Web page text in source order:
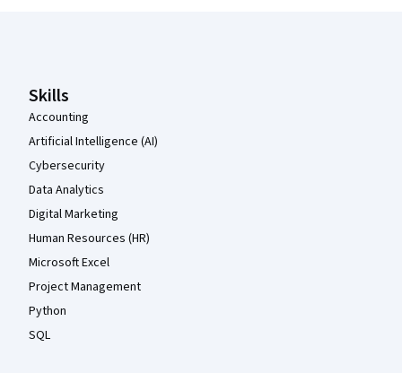
Skills
Accounting
Artificial Intelligence (AI)
Cybersecurity
Data Analytics
Digital Marketing
Human Resources (HR)
Microsoft Excel
Project Management
Python
SQL